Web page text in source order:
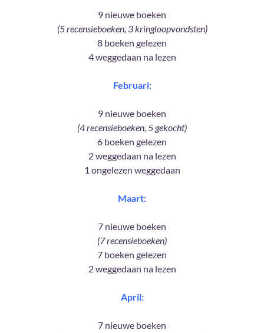
9 nieuwe boeken
(5 recensieboeken, 3 kringloopvondsten)
8 boeken gelezen
4 weggedaan na lezen
Februari:
9 nieuwe boeken
(4 recensieboeken, 5 gekocht)
6 boeken gelezen
2 weggedaan na lezen
1 ongelezen weggedaan
Maart:
7 nieuwe boeken
(7 recensieboeken)
7 boeken gelezen
2 weggedaan na lezen
April:
7 nieuwe boeken